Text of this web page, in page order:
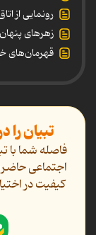
رونمایی از
زهرهای
قهرمان‌های
تبیان
فاصله شما با
اجتماعی
کیفیت در